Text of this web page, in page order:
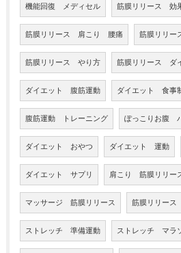
機能回復 メディセル 筋膜リリース 効
筋膜リリース 肩こり 腰痛 筋膜リリ
筋膜リリース やり方 筋膜リリース ダ
ダイエット 腹筋運動 ダイエット 食事
腹筋運動 トレーニング ぽっこりお腹
ダイエット おやつ ダイエット 運動
ダイエット サプリ 肩こり 筋膜リリー
マッサージ 筋膜リリース 筋膜リリー
ストレッチ 準備運動 ストレッチ マラ